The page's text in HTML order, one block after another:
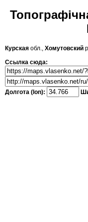
Курская обл., Хомутовский
Ссылка сюда:
Долгота (lon):